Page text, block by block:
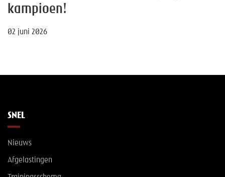
kampioen!
02 juni 2026
SNEL
Nieuws
Afgelastingen